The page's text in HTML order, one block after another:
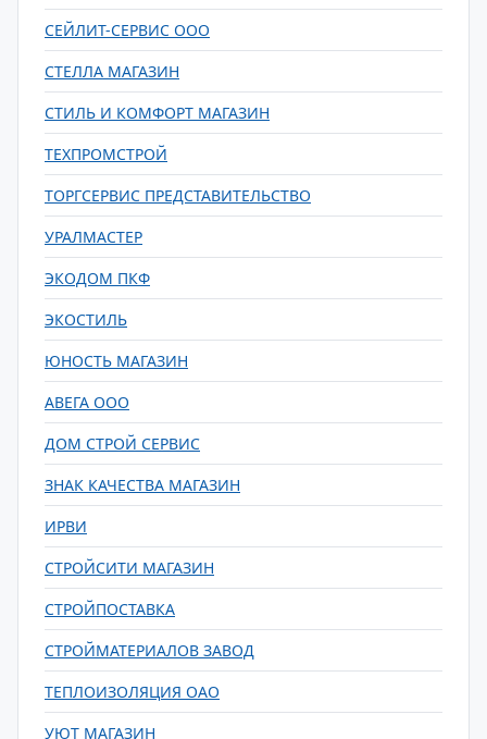
СЕЙЛИТ-СЕРВИС ООО
СТЕЛЛА МАГАЗИН
СТИЛЬ И КОМФОРТ МАГАЗИН
ТЕХПРОМСТРОЙ
ТОРГСЕРВИС ПРЕДСТАВИТЕЛЬСТВО
УРАЛМАСТЕР
ЭКОДОМ ПКФ
ЭКОСТИЛЬ
ЮНОСТЬ МАГАЗИН
АВЕГА ООО
ДОМ СТРОЙ СЕРВИС
ЗНАК КАЧЕСТВА МАГАЗИН
ИРВИ
СТРОЙСИТИ МАГАЗИН
СТРОЙПОСТАВКА
СТРОЙМАТЕРИАЛОВ ЗАВОД
ТЕПЛОИЗОЛЯЦИЯ ОАО
УЮТ МАГАЗИН